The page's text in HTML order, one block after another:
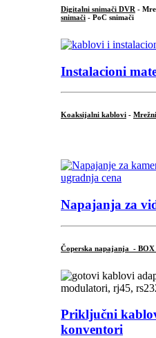
Digitalni snimači DVR -
snimači - PoC snimači
Instalacioni
Koaksijalni kablovi -
Napajanja za
Čoperska napajanja -
Priključni
konventori